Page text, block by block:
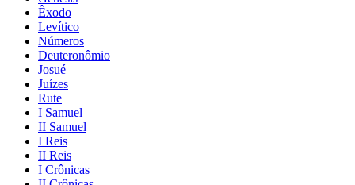
Êxodo
Levítico
Números
Deuteronômio
Josué
Juízes
Rute
I Samuel
II Samuel
I Reis
II Reis
I Crônicas